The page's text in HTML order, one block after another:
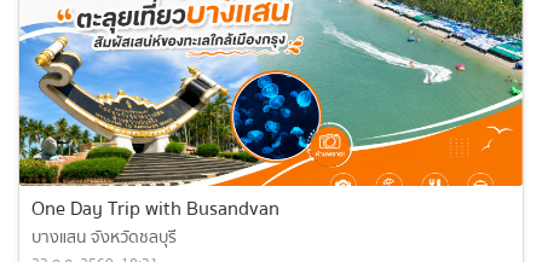
One Day Trip with Busandvan
บางแสน จังหวัดชลบุรี